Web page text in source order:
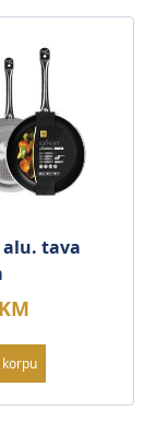
alu. tava
KM